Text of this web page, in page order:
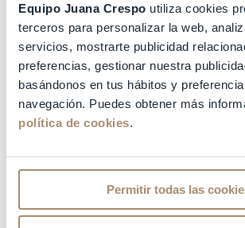
Equipo Juana Crespo utiliza cookies
terceros para personalizar la web,
servicios, mostrarte publicidad
preferencias, gestionar nuestra
basándonos en tus hábitos y
navegación. Puedes obtener más
política de cookies.
Permitir todas las